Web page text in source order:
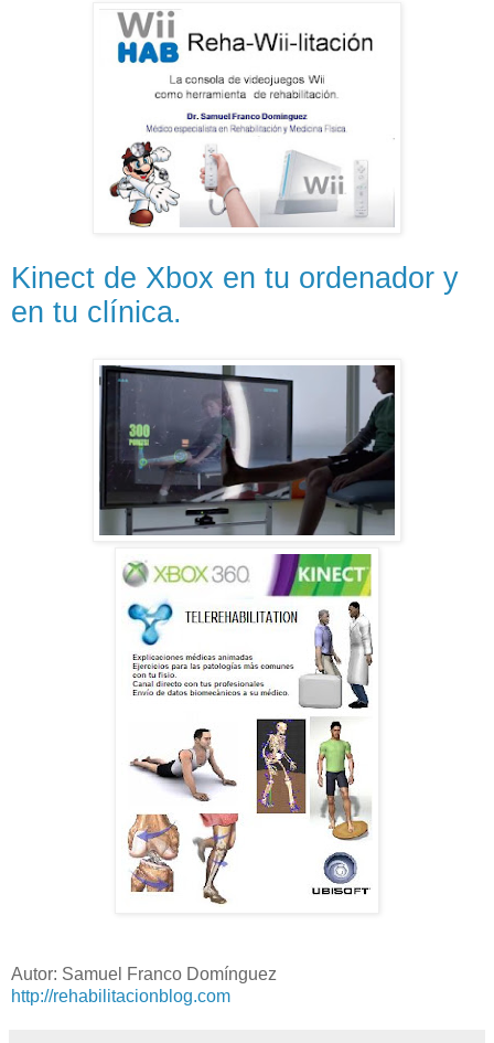
Kinect de Xbox en tu ordenador y
en tu clínica.
Autor: Samuel Franco Domínguez
http://rehabilitacionblog.com